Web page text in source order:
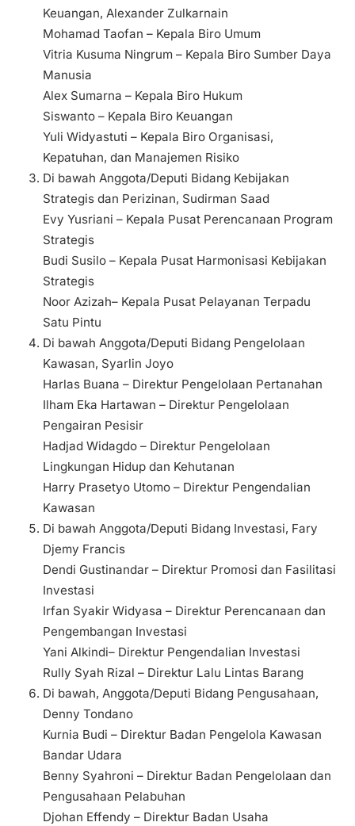
Keuangan, Alexander Zulkarnain
Mohamad Taofan – Kepala Biro Umum
Vitria Kusuma Ningrum – Kepala Biro Sumber Daya
Manusia
Alex Sumarna – Kepala Biro Hukum
Siswanto – Kepala Biro Keuangan
Yuli Widyastuti – Kepala Biro Organisasi,
Kepatuhan, dan Manajemen Risiko
Di bawah Anggota/Deputi Bidang Kebijakan
Strategis dan Perizinan, Sudirman Saad
Evy Yusriani – Kepala Pusat Perencanaan Program
Strategis
Budi Susilo – Kepala Pusat Harmonisasi Kebijakan
Strategis
Noor Azizah– Kepala Pusat Pelayanan Terpadu
Satu Pintu
Di bawah Anggota/Deputi Bidang Pengelolaan
Kawasan, Syarlin Joyo
Harlas Buana – Direktur Pengelolaan Pertanahan
Ilham Eka Hartawan – Direktur Pengelolaan
Pengairan Pesisir
Hadjad Widagdo – Direktur Pengelolaan
Lingkungan Hidup dan Kehutanan
Harry Prasetyo Utomo – Direktur Pengendalian
Kawasan
Di bawah Anggota/Deputi Bidang Investasi, Fary
Djemy Francis
Dendi Gustinandar – Direktur Promosi dan Fasilitasi
Investasi
Irfan Syakir Widyasa – Direktur Perencanaan dan
Pengembangan Investasi
Yani Alkindi– Direktur Pengendalian Investasi
Rully Syah Rizal – Direktur Lalu Lintas Barang
Di bawah, Anggota/Deputi Bidang Pengusahaan,
Denny Tondano
Kurnia Budi – Direktur Badan Pengelola Kawasan
Bandar Udara
Benny Syahroni – Direktur Badan Pengelolaan dan
Pengusahaan Pelabuhan
Djohan Effendy – Direktur Badan Usaha